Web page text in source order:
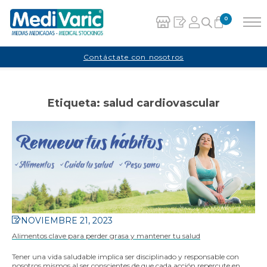
0
Carrito
Contáctate con nosotros
Etiqueta: salud cardiovascular
NOVIEMBRE 21, 2023
Alimentos clave para perder grasa y mantener tu salud
Tener una vida saludable implica ser disciplinado y responsable con